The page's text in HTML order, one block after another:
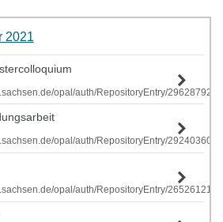
2021
opal/auth/RepositoryEntry/
opal/auth/RepositoryEntry/
opal/auth/RepositoryEntry/